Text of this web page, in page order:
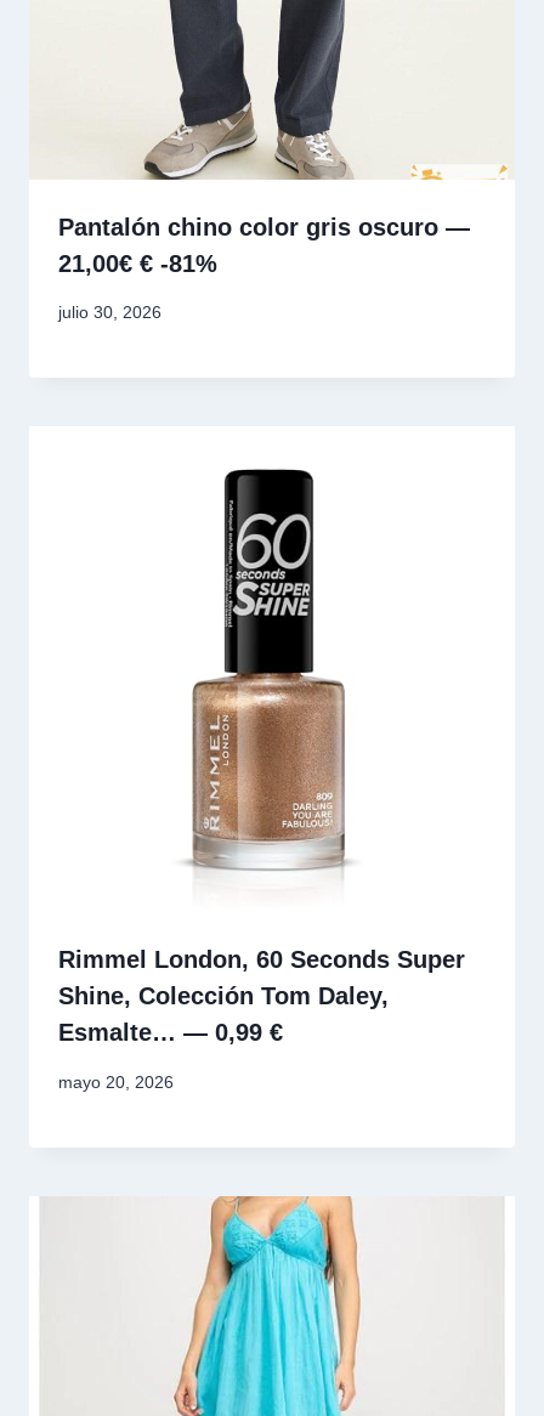
Pantalón chino color gris oscuro —
21,00€ € -81%
julio 30, 2026
Rimmel London, 60 Seconds Super
Shine, Colección Tom Daley,
Esmalte… — 0,99 €
mayo 20, 2026